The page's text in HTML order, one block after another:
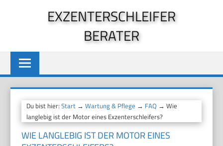
EXZENTERSCHLEIFER
BERATER
Du bist hier:Start →Wartung & Pflege → FAQ → Wie
langlebig ist der Motor eines Exzenterschleifers?
WIE LANGLEBIG IST DER MOTOR EINES